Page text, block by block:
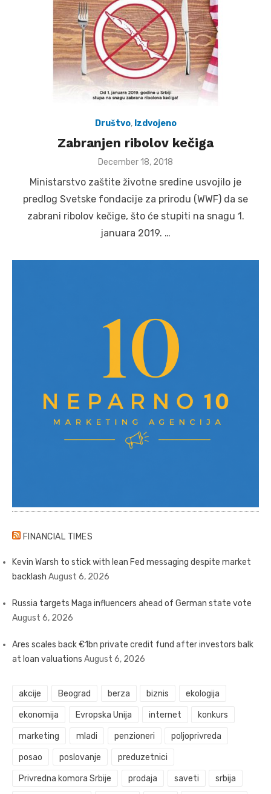
Društvo, Izdvojeno
Zabranjen ribolov kečiga
Posted
December 18, 2018
Ministarstvo zaštite životne sredine usvojilo je
predlog Svetske fondacije za prirodu (WWF) da se
zabrani ribolov kečige, što će stupiti na snagu 1.
januara 2019. …
FINANCIAL TIMES
Kevin Warsh to stick with lean Fed messaging despite market
backlash August 6, 2026
Russia targets Maga influencers ahead of German state vote
August 6, 2026
Ares scales back €1bn private credit fund after investors balk
at loan valuations August 6, 2026
akcije Beograd berza biznis ekologija
ekonomija Evropska Unija internet konkurs
marketing mladi penzioneri poljoprivreda
posao poslovanje preduzetnici
Privredna komora Srbije prodaja saveti srbija